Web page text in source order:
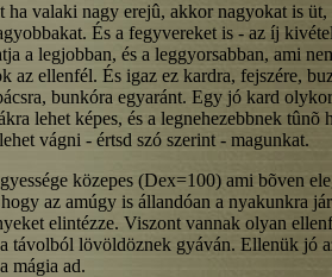
ha valaki nagy erejû, akkor nagyokat is üt,
És a fegyvereket is - az íj
a legjobban, és a leggyorsabban, ami
az ellenfél. És igaz ez kardra, fejszére,
bunkóra egyaránt. Egy jó kard olykor
lehet képes, és a legnehezebbnek tûnõ
vágni - értsd szó szerint - magunkat.
közepes (Dex=100) ami bõven
az amúgy is állandóan a nyakunkra
elintézze. Viszont vannak olyan
távolból lövöldöznek gyáván. Ellenük jó
mágia ad.